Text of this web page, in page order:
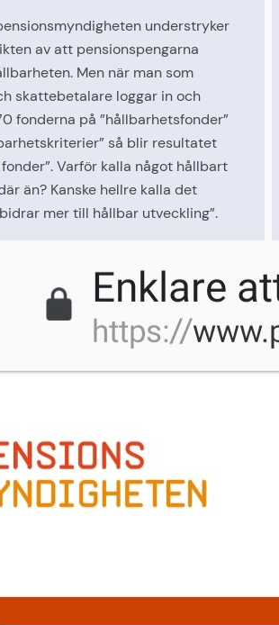
understryker
av att pensionspengarna
Men när man som
skattebetalare loggar in och
fonderna på ”hållbarhetsfonder”
så blir resultatet
Varför kalla något hållbart
än? Kanske hellre kalla det
mer till hållbar utveckling”.